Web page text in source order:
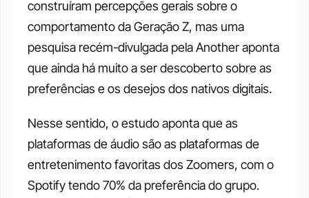
construíram percepções gerais sobre o
comportamento da Geração Z, mas uma
pesquisa recém-divulgada pela Another aponta
que ainda há muito a ser descoberto sobre as
preferências e os desejos dos nativos digitais.
Nesse sentido, o estudo aponta que as
plataformas de áudio são as plataformas de
entretenimento favoritas dos Zoomers, com o
Spotify tendo 70% da preferência do grupo.